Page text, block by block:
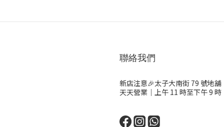
聯絡我們
新店注意🎉太子大南街 79 號地舖
天天營業｜上午 11 時至下午 9 時